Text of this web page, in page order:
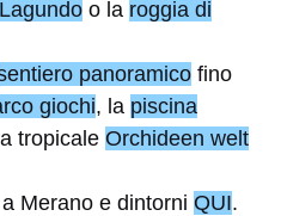
o la roggia di
panoramico fino
giochi, la piscina
tropicale Orchideen welt
Merano e dintorni QUI.